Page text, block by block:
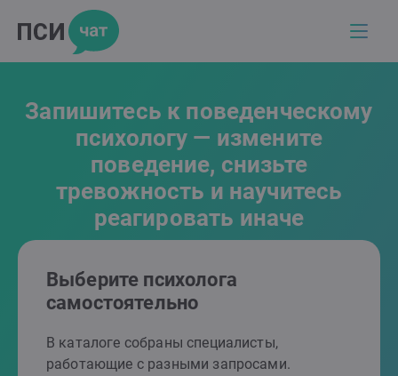
Запишитесь к поведенческому
психологу — измените
поведение, снизьте
тревожность и научитесь
реагировать иначе
Выберите психолога
самостоятельно
В каталоге собраны специалисты,
работающие с разными запросами.